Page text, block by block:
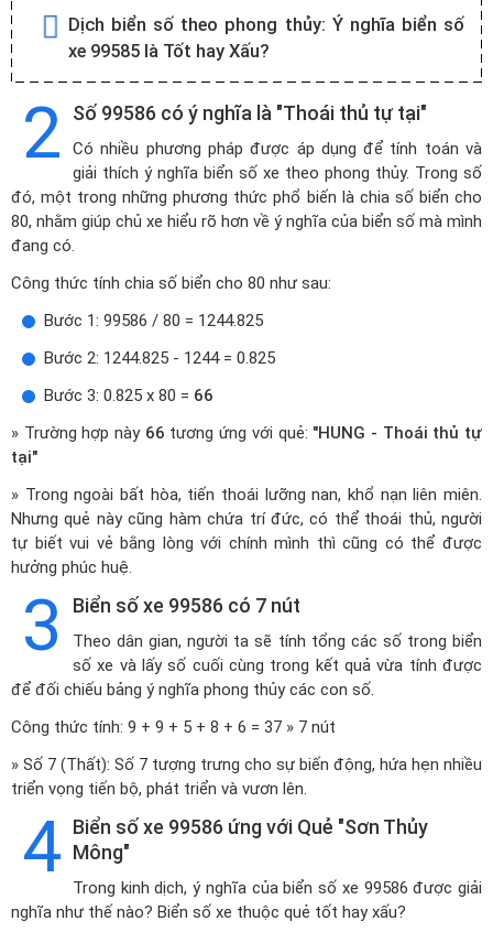
Dịch biển số theo phong thủy: Ý nghĩa biển số
xe 99585 là Tốt hay Xấu?
2 Số 99586 có ý nghĩa là "Thoái thủ tự tại"
Có nhiều phương pháp được áp dụng để tính toán và
giải thích ý nghĩa biển số xe theo phong thủy. Trong số
đó, một trong những phương thức phổ biến là chia số biển cho
80, nhằm giúp chủ xe hiểu rõ hơn về ý nghĩa của biển số mà mình
đang có.
Công thức tính chia số biển cho 80 như sau:
Bước 1: 99586 / 80 = 1244.825
Bước 2: 1244.825 - 1244 = 0.825
Bước 3: 0.825 x 80 = 66
» Trường hợp này 66 tương ứng với quẻ: "HUNG - Thoái thủ tự
tại"
» Trong ngoài bất hòa, tiến thoái lưỡng nan, khổ nạn liên miên.
Nhưng quẻ này cũng hàm chứa trí đức, có thể thoái thủ, người
tự biết vui vẻ bằng lòng với chính mình thì cũng có thể được
hưởng phúc huệ.
3 Biển số xe 99586 có 7 nút
Theo dân gian, người ta sẽ tính tổng các số trong biển
số xe và lấy số cuối cùng trong kết quả vừa tính được
để đối chiếu bảng ý nghĩa phong thủy các con số.
Công thức tính: 9 + 9 + 5 + 8 + 6 = 37 » 7 nút
» Số 7 (Thất): Số 7 tượng trưng cho sự biến động, hứa hẹn nhiều
triển vọng tiến bộ, phát triển và vươn lên.
4 Biển số xe 99586 ứng với Quẻ "Sơn Thủy
Mông"
Trong kinh dịch, ý nghĩa của biển số xe 99586 được giải
nghĩa như thế nào? Biển số xe thuộc quẻ tốt hay xấu?